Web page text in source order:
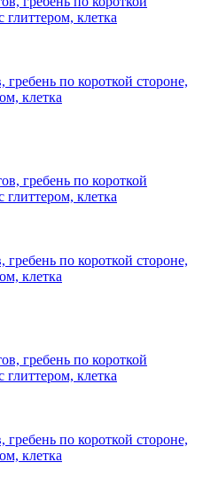
по короткой стороне,
клетка
по короткой стороне,
клетка
по короткой стороне,
клетка